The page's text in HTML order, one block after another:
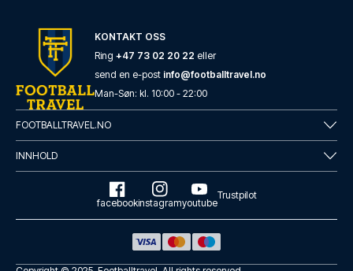
Mercure Hotel Berlin City West...
LES MER OM HOTELLET
KONTAKT OSS
Ring +47 73 02 20 22 eller
send en e-post info@footballtravel.no
Man-Søn: kl. 10:00 - 22:00
FOOTBALLTRAVEL.NO
INNHOLD
facebookinstagramyoutube
Trustpilot